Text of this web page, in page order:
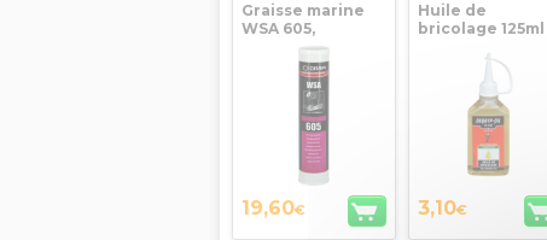
Graisse marine
WSA 605,
cartouche de
400g, ORAPI
19,60€
Huile de
bricolage 125ml
3,10€